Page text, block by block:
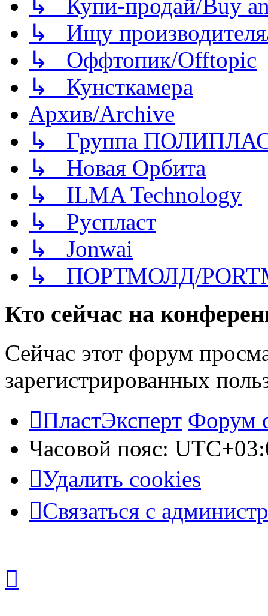
↳ Купи-продай/Buy
↳ Ищу
↳ Оффтопик/Offtopic
↳ Кунсткамера
Архив/Archive
↳ Группа
↳ Новая Орбита
↳ ILMA Technology
↳ Руспласт
↳ Jonwai
↳ ПОРТМОЛД/
Кто сейчас на
Сейчас этот форум
зарегистрированных
ПластЭксперт Форум
Часовой пояс:
Удалить cookies
Связаться с